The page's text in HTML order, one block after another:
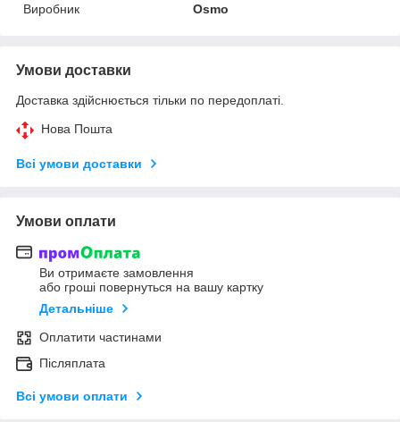
Виробник
Osmo
Умови доставки
Доставка здійснюється тільки по передоплаті.
Нова Пошта
Всі умови доставки
Умови оплати
Ви отримаєте замовлення
або гроші повернуться на вашу картку
Детальніше
Оплатити частинами
Післяплата
Всі умови оплати